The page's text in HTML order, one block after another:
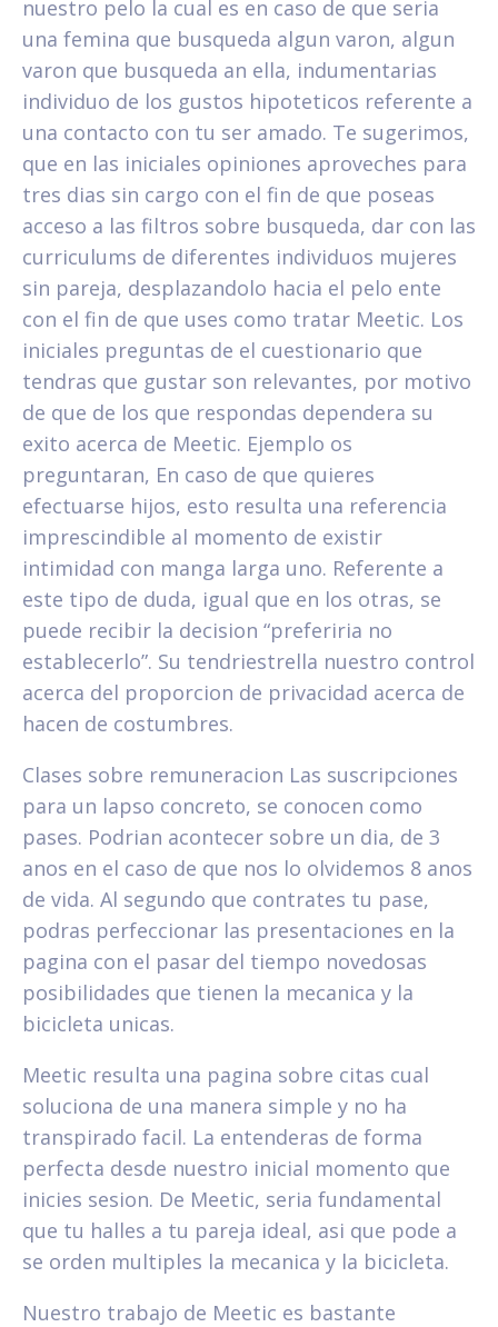
nuestro pelo la cual es en caso de que seri­a
una femina que busqueda algun varon, algun
varon que busqueda an ella, indumentarias
individuo de los gustos hipoteticos referente a
una contacto con tu ser amado. Te sugerimos,
que en las iniciales opiniones aproveches para
tres dias sin cargo con el fin de que poseas
acceso a las filtros sobre busqueda, dar con las
curriculums de diferentes individuos mujeres
sin pareja, desplazandolo hacia el pelo ente
con el fin de que uses como tratar Meetic. Los
iniciales preguntas de el cuestionario que
tendras que gustar son relevantes, por motivo
de que de los que respondas dependera su
exito acerca de Meetic. Ejemplo os
preguntaran, En caso de que quieres
efectuarse hijos, esto resulta una referencia
imprescindible al momento de existir
intimidad con manga larga uno. Referente a
este tipo de duda, igual que en los otras, se
puede recibir la decision “preferiria no
establecerlo”. Su tendri­estrella nuestro control
acerca del proporcion de privacidad acerca de
hacen de costumbres.
Clases sobre remuneracion Las suscripciones
para un lapso concreto, se conocen como
pases. Podri­an acontecer sobre un dia, de 3
anos en el caso de que nos lo olvidemos 8 anos
de vida. Al segundo que contrates tu pase,
podras perfeccionar las presentaciones en la
pagina con el pasar del tiempo novedosas
posibilidades que tienen la mecanica y la
bicicleta unicas.
Meetic resulta una pagina sobre citas cual
soluciona de una manera simple y no ha
transpirado facil. La entenderas de forma
perfecta desde nuestro inicial momento que
inicies sesion. De Meetic, seri­a fundamental
que tu halles a tu pareja ideal, asi que pode a
se orden multiples la mecanica y la bicicleta.
Nuestro trabajo de Meetic es bastante